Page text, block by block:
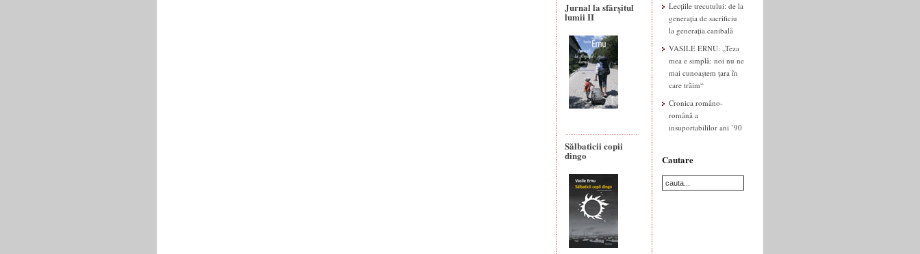
Jurnal la sfârșitul
lumii II
Sălbaticii copii
dingo
Lecțiile trecutului: de la
generația de sacrificiu
la generația canibală
VASILE ERNU: „Teza
mea e simplă: noi nu ne
mai cunoaștem țara în
care trăim“
Cronica româno-
română a
insuportabililor ani ’90
Cautare